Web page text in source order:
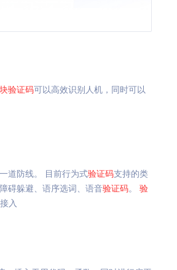
验证码可以高效识别人机，同时可以
道防线。 目前行为式验证码支持的类
碍躲避、语序选词、语音验证码。 验
接入